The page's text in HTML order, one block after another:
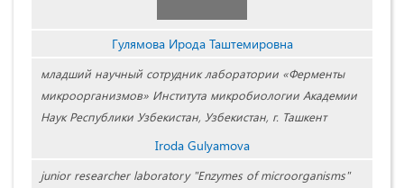
Гулямова Ирода Таштемировна
младший научный сотрудник лаборатории «Ферменты
микроорганизмов» Института микробиологии Академии
Наук Республики Узбекистан, Узбекистан, г. Ташкент
Iroda Gulyamova
junior researcher laboratory "Enzymes of microorganisms"